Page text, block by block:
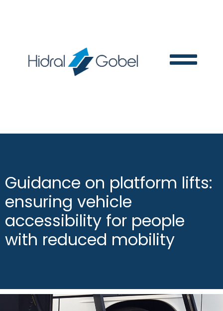
Guidance on platform lifts:
ensuring vehicle
accessibility for people
with reduced mobility